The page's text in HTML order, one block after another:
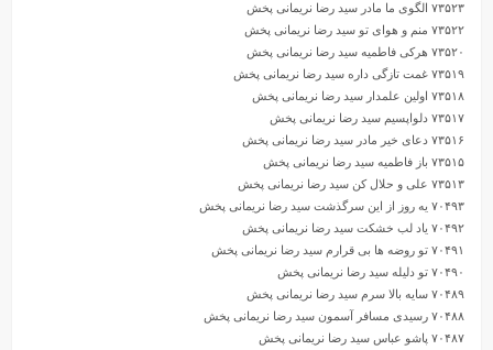
۷۳۵۲۳ الگوی ما مادر سید رضا نریمانی پخش
۷۳۵۲۲ منم و هوای تو سید رضا نریمانی پخش
۷۳۵۲۰ هرکی فاطمیه سید رضا نریمانی پخش
۷۳۵۱۹ غمت تازگی داره سید رضا نریمانی پخش
۷۳۵۱۸ اولین علمدار سید رضا نریمانی پخش
۷۳۵۱۷ دلواپسیم سید رضا نریمانی پخش
۷۳۵۱۶ دعای خیر مادر سید رضا نریمانی پخش
۷۳۵۱۵ باز فاطمیه سید رضا نریمانی پخش
۷۳۵۱۳ علی و حلال کن سید رضا نریمانی پخش
۷۰۴۹۳ یه روز از این سرگذشت سید رضا نریمانی پخش
۷۰۴۹۲ یاد لب خشکت سید رضا نریمانی پخش
۷۰۴۹۱ تو روضه ها بی قرارم سید رضا نریمانی پخش
۷۰۴۹۰ تو دلیله سید رضا نریمانی پخش
۷۰۴۸۹ سایه بالا سرم سید رضا نریمانی پخش
۷۰۴۸۸ رسیدی مسافر آسمون سید رضا نریمانی پخش
۷۰۴۸۷ پاشو عباس سید رضا نریمانی پخش